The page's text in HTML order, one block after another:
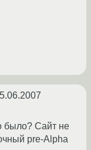
было? Сайт не
pre-Alpha